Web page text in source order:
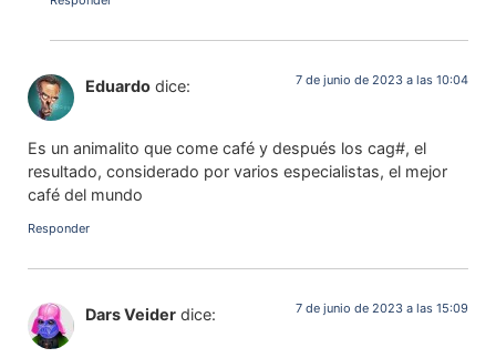
Eduardo dice: 7 de junio de 2023 a las 10:04
Es un animalito que come café y después los cag#, el
resultado, considerado por varios especialistas, el mejor
café del mundo
Responder
Dars Veider dice: 7 de junio de 2023 a las 15:09